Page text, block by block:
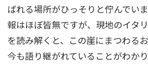
ばれる場所がひっそりと佇んでい
報はほぼ皆無ですが、現地のイタ
を読み解くと、この崖にまつわる
今も語り継がれていることがわかり